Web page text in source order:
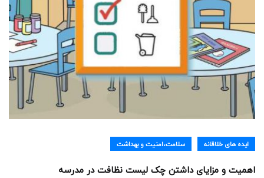
ایده های خلاقانه سلامت،امنیت و بهداشت
اهمیت و مزایای داشتن چک لیست نظافت در مدرسه